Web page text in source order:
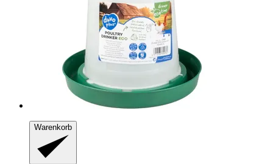
Warenkorb